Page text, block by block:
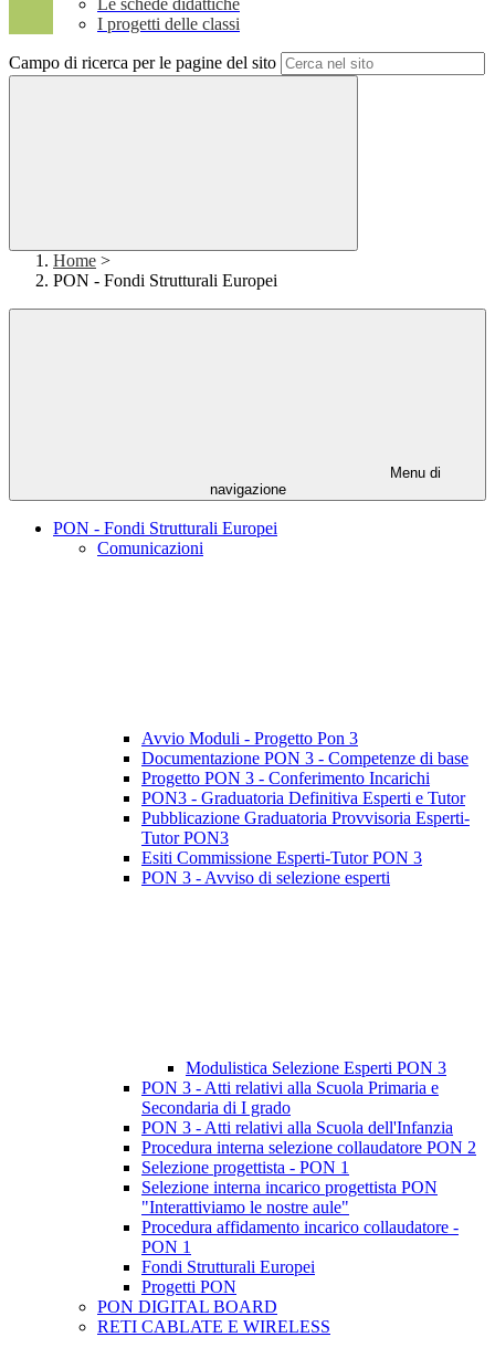
Le schede didattiche
I progetti delle classi
Campo di ricerca per le pagine del sito
Home >
PON - Fondi Strutturali Europei
Menu di
navigazione
PON - Fondi Strutturali Europei
Comunicazioni
Avvio Moduli - Progetto Pon 3
Documentazione PON 3 - Competenze di base
Progetto PON 3 - Conferimento Incarichi
PON3 - Graduatoria Definitiva Esperti e Tutor
Pubblicazione Graduatoria Provvisoria Esperti-
Tutor PON3
Esiti Commissione Esperti-Tutor PON 3
PON 3 - Avviso di selezione esperti
Modulistica Selezione Esperti PON 3
PON 3 - Atti relativi alla Scuola Primaria e
Secondaria di I grado
PON 3 - Atti relativi alla Scuola dell'Infanzia
Procedura interna selezione collaudatore PON 2
Selezione progettista - PON 1
Selezione interna incarico progettista PON
"Interattiviamo le nostre aule"
Procedura affidamento incarico collaudatore -
PON 1
Fondi Strutturali Europei
Progetti PON
PON DIGITAL BOARD
RETI CABLATE E WIRELESS